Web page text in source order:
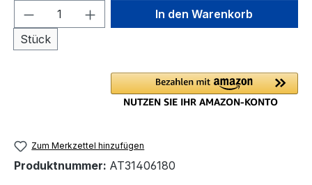
Produkt Anzahl: Gib den
Stück
In den Warenkorb
Zum Merkzettel hinzufügen
Produktnummer: AT31406180